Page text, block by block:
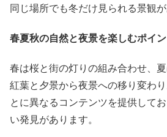
同じ場所でも冬だけ見られる景観が
春夏秋の自然と夜景を楽しむポイ
春は桜と街の灯りの組み合わせ、
紅葉と夕景から夜景への移り変わ
とに異なるコンテンツを提供して
い発見があります。